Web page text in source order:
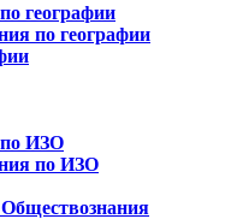
географии
по географии
по ИЗО
по ИЗО